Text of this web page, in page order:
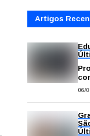
Artigos
06/